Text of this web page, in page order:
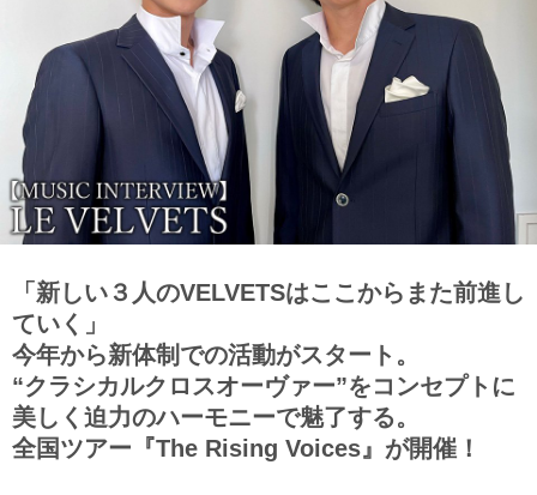
「新しい３人のVELVETSはここからまた前進し
ていく」
今年から新体制での活動がスタート。
“クラシカルクロスオーヴァー”をコンセプトに
美しく迫力のハーモニーで魅了する。
全国ツアー『The Rising Voices』が開催！